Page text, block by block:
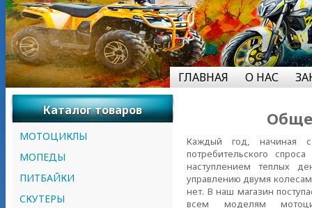
ГЛАВНАЯ О НАС
Каждый год, начиная с
потребительского
наступлением теплых
управлению двумя
нет. В наш магазин
всем моделям
Каталог товаров
МОТОЦИКЛЫ
МОПЕДЫ
ПИТБАЙКИ
СКУТЕРЫ